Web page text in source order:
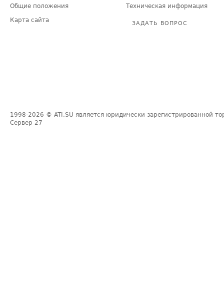
Общие положения
Карта сайта
Техническая информация
ЗАДАТЬ ВОПРОС
1998-2026 © ATI.SU является юридически зарегистрированной
Сервер 27